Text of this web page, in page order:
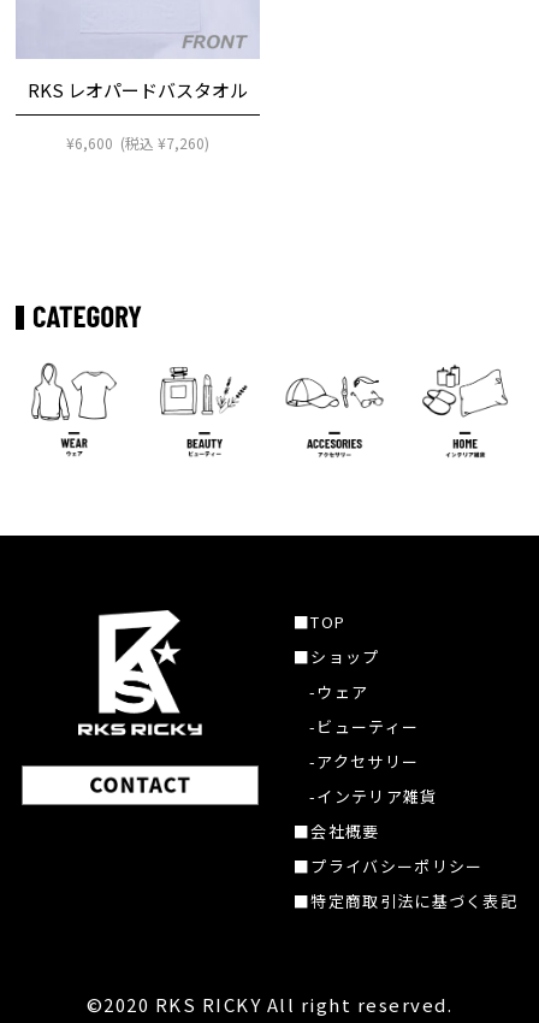
RKS レオパードバスタオル
¥6,600 (税込 ¥7,260)
■TOP
■ショップ
-ウェア
-ビューティー
-アクセサリー
-インテリア雑貨
■会社概要
■プライバシーポリシー
■特定商取引法に基づく表記
©2020 RKS RICKY All right reserved.